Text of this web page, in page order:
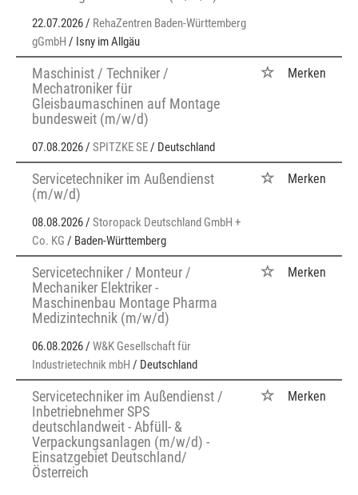
22.07.2026 / RehaZentren Baden-Württemberg
gGmbH / Isny im Allgäu
Maschinist / Techniker /
Mechatroniker für
Gleisbaumaschinen auf Montage
bundesweit (m/w/d)
07.08.2026 / SPITZKE SE/ Deutschland
Merken
Servicetechniker im Außendienst
(m/w/d)
08.08.2026 / Storopack Deutschland GmbH +
Co. KG / Baden-Württemberg
Merken
Servicetechniker / Monteur /
Mechaniker Elektriker -
Maschinenbau Montage Pharma
Medizintechnik (m/w/d)
06.08.2026 / W&K Gesellschaft für
Industrietechnik mbH / Deutschland
Merken
Servicetechniker im Außendienst /
Inbetriebnehmer SPS
deutschlandweit - Abfüll- &
Verpackungsanlagen (m/w/d) -
Einsatzgebiet Deutschland/
Österreich
Merken